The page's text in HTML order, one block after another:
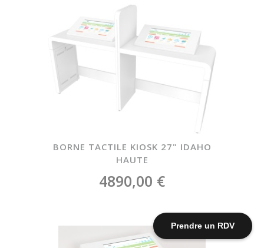
Prendre un RDV
BORNE TACTILE KIOSK 27" IDAHO
HAUTE
4890,00 €